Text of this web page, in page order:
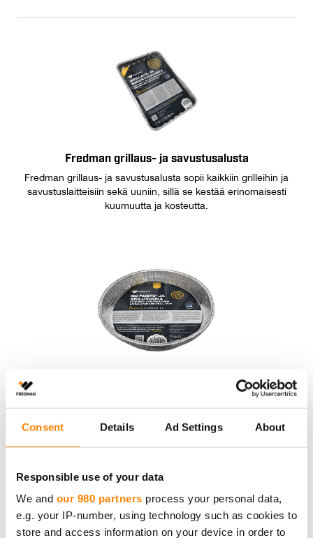
Consent Details Ad Settings About
Responsible use of your data
We and our 980 partners process your personal data,
e.g. your IP-number, using technology such as cookies to
store and access information on your device in order to
Fredman grillaus- ja savustusalusta
Fredman grillaus- ja savustusalusta sopii kaikkiin grilleihin ja
savustuslaitteisiin sekä uuniin, sillä se kestää erinomaisesti
kuumuutta ja kosteutta.
Fredman iso paisto- ja grillivuoka pyöreä
Fredman paistovuoka kestää erinomaisesti kuumuutta,
kosteutta ja pakkasasteita.